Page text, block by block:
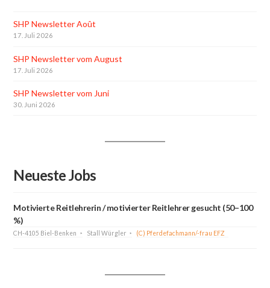
SHP Newsletter Août
17. Juli 2026
SHP Newsletter vom August
17. Juli 2026
SHP Newsletter vom Juni
30. Juni 2026
Neueste Jobs
Motivierte Reitlehrerin / motivierter Reitlehrer gesucht (50–100
%)
CH-4105 Biel-Benken Stall Würgler (C) Pferdefachmann/-frau EFZ